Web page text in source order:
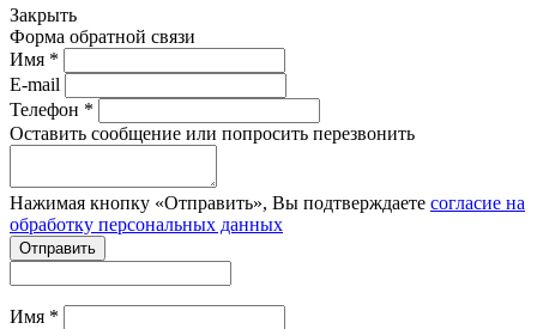
Закрыть
Форма обратной связи
Имя *
E-mail
Телефон *
Оставить сообщение или попросить перезвонить
Нажимая кнопку «Отправить», Вы подтверждаете согласие на
обработку персональных данных
Отправить
Имя *